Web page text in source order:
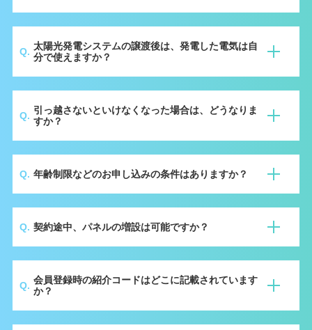
ん。ただし、築年数が古く図面では屋根状態等の確
認ができない場合は、現地調査費用として別途費用
させていただきます。
太陽光発電システムの譲渡後は、発電した電気は⾃
分で使えますか？
のとなります。
引っ越さないといけなくなった場合は、どうなりま
すか？
金をお支払いいただきます。
転勤等により住居を販売される場合は、新しいオーナー様がサー
ビスを継続していただければ名義変更が可能でお支払いは不要と
なります。
年齢制限などのお申し込みの条件はありますか？
・建物の所有者であること。
契約途中、パネルの増設は可能ですか？
会員登録時の紹介コードはどこに記載されています
か？